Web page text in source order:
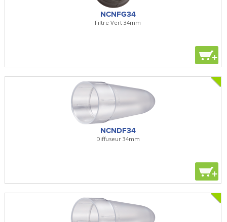
NCNFG34
Filtre Vert 34mm
+
NCNDF34
Diffuseur 34mm
+